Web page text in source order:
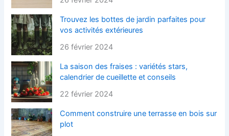
Trouvez les bottes de jardin parfaites pour
vos activités extérieures
26 février 2024
La saison des fraises : variétés stars,
calendrier de cueillette et conseils
22 février 2024
Comment construire une terrasse en bois sur
plot